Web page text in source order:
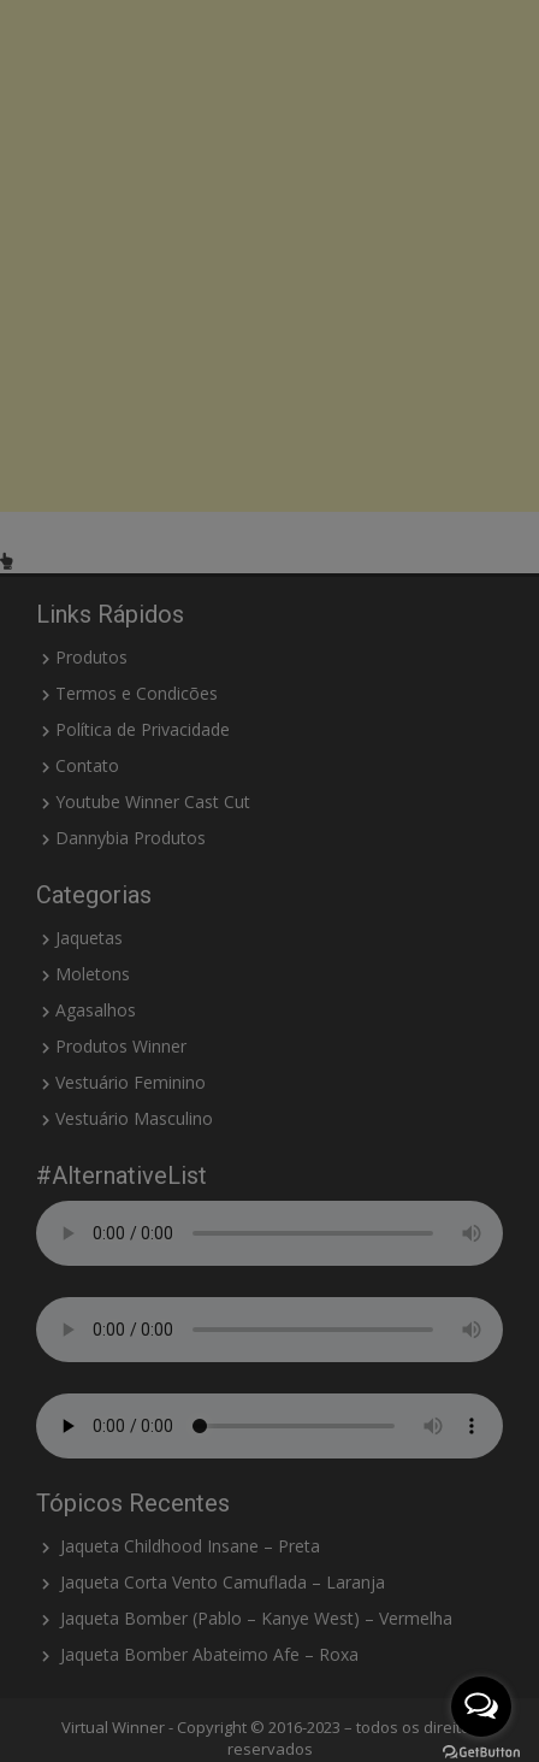
Links Rápidos
Produtos
Termos e Condicões
Política de Privacidade
Contato
Youtube Winner Cast Cut
Dannybia Produtos
Categorias
Jaquetas
Moletons
Agasalhos
Produtos Winner
Vestuário Feminino
Vestuário Masculino
#AlternativeList
Tópicos Recentes
Jaqueta Childhood Insane – Preta
Jaqueta Corta Vento Camuflada – Laranja
Jaqueta Bomber (Pablo – Kanye West) – Vermelha
Jaqueta Bomber Abateimo Afe – Roxa
Virtual Winner - Copyright © 2016-2023 – todos os direitos
reservados